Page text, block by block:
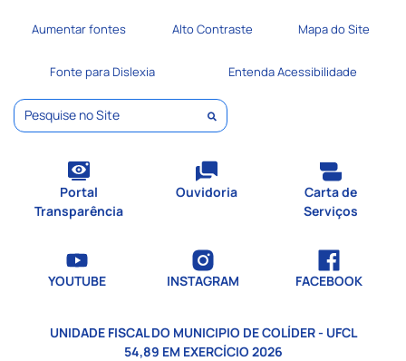
Seção de atalhos e links
Ir para o menu [alt+2]
Ir para a busca [alt+3]
Ir para o rodapé [alt+4]
Aumentar fontes Alto Contraste Mapa do Site
Fonte para Dislexia Entenda Acessibilidade
Pesquisar
Portal
Transparência
Ouvidoria
Carta de
Serviços
YOUTUBE INSTAGRAM FACEBOOK
UNIDADE FISCAL DO MUNICIPIO DE COLÍDER - UFCL
54,89 EM EXERCÍCIO 2026